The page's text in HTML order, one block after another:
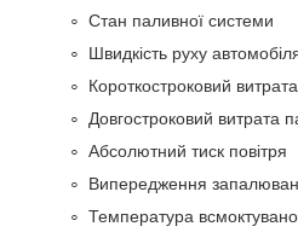
Стан паливної системи
Швидкість руху
Короткостроковий
Довгостроковий витрата
Абсолютний тиск повітря
Випередження
Температура